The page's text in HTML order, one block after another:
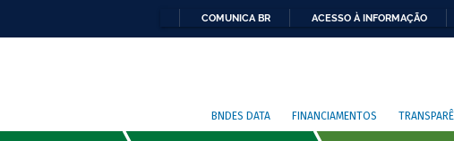
COMUNICA BR ACESSO À INFORMAÇÃO
BNDES DATA FINANCIAMENTOS